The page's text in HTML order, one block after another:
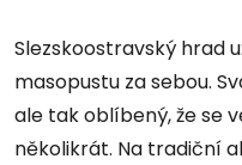
Slezskoostravský hrad
masopustu za sebou.
ale tak oblíbený, že se
několikrát. Na tradiční